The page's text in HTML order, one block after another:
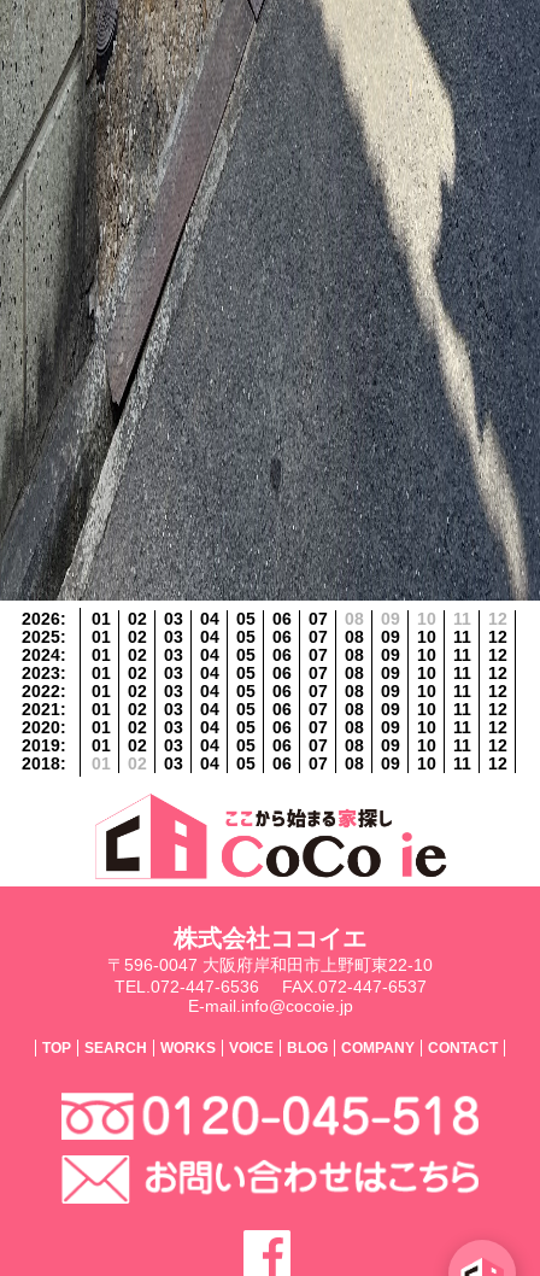
2026: 01 02 03 04 05 06 07 08 09 10 11
12
2025: 01 02 03 04 05 06 07 08 09 10 11
12
2024: 01 02 03 04 05 06 07 08 09 10 11
12
2023: 01 02 03 04 05 06 07 08 09 10 11
12
2022: 01 02 03 04 05 06 07 08 09 10 11
12
2021: 01 02 03 04 05 06 07 08 09 10 11
12
2020: 01 02 03 04 05 06 07 08 09 10 11
12
2019: 01 02 03 04 05 06 07 08 09 10 11
12
2018: 01 02 03 04 05 06 07 08 09 10 11 12
株式会社ココイエ
〒596-0047 大阪府岸和田市上野町東22-10
TEL.072-447-6536
FAX.072-447-6537
E-mail.info@cocoie.jp
TOP SEARCH WORKS VOICE BLOG COMPANY CONTACT